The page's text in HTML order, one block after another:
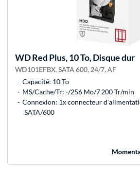
WDRed Plus, 10 To, Disque dur
WD101EFBX, SATA 600, 24/7, AF
Capacité: 10 To
MS/Cache/Tr: -/256 Mo/7 200 Tr/min
Connexion: 1x connecteur
SATA/600